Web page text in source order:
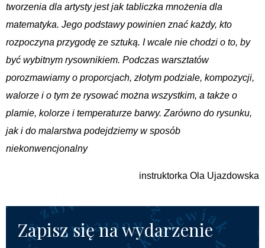
tworzenia dla artysty jest jak tabliczka mnożenia dla
matematyka. Jego podstawy powinien znać każdy, kto
rozpoczyna przygodę ze sztuką. I wcale nie chodzi o to, by
być wybitnym rysownikiem. Podczas warsztatów
porozmawiamy o proporcjach, złotym podziale, kompozycji,
walorze i o tym że rysować można wszystkim, a także o
plamie, kolorze i temperaturze barwy. Zarówno do rysunku,
jak i do malarstwa podejdziemy w sposób
niekonwencjonalny
instruktorka Ola Ujazdowska
Zapisz się na wydarzenie